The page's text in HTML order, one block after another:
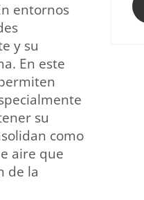
entornos
y su
En este
su
como
aire que
de la